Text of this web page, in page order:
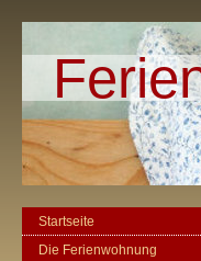
Startseite
Die Ferienwohnung